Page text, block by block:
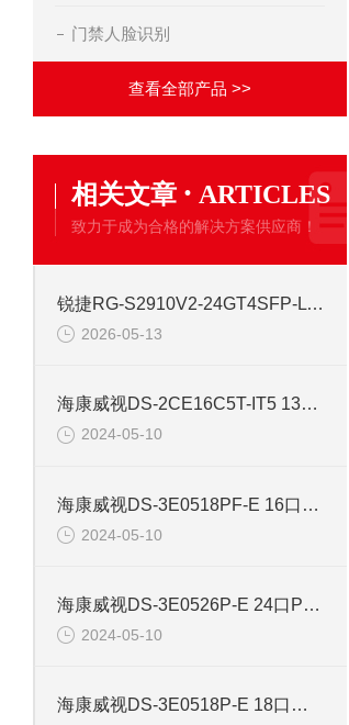
门禁人脸识别
查看全部产品 >>
相关文章 · ARTICLES
致力于成为合格的解决方案供应商！
锐捷RG-S2910V2-24GT4SFP-L 24口网管千兆交换机
2026-05-13
海康威视DS-2CE16C5T-IT5 130万红外高清同轴交换机
2024-05-10
海康威视DS-3E0518PF-E 16口智能POE千兆交换机
2024-05-10
海康威视DS-3E0526P-E 24口POE千兆智能交换机
2024-05-10
海康威视DS-3E0518P-E 18口千兆POE交换机